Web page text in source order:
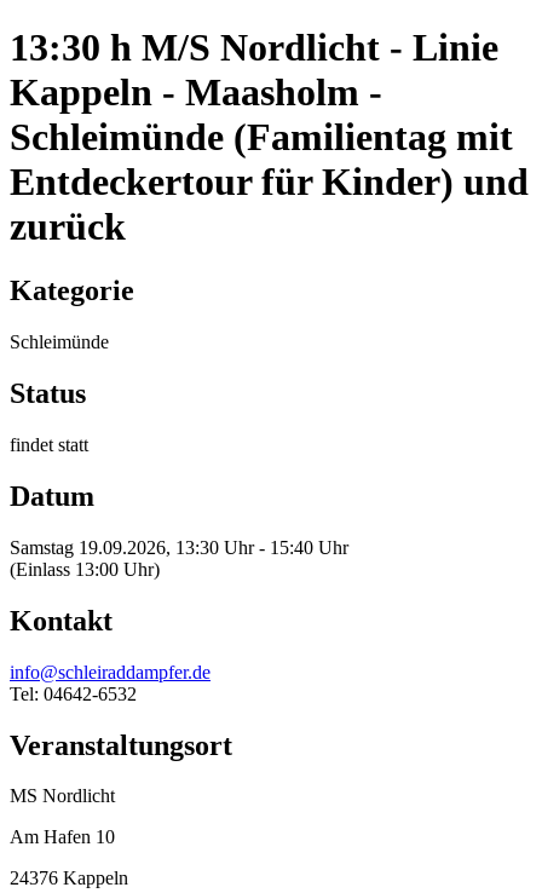
13:30 h M/S Nordlicht - Linie
Kappeln - Maasholm -
Schleimünde (Familientag mit
Entdeckertour für Kinder) und
zurück
Kategorie
Schleimünde
Status
findet statt
Datum
Samstag 19.09.2026, 13:30 Uhr - 15:40 Uhr
(Einlass 13:00 Uhr)
Kontakt
info@schleiraddampfer.de
Tel: 04642-6532
Veranstaltungsort
MS Nordlicht
Am Hafen 10
24376 Kappeln